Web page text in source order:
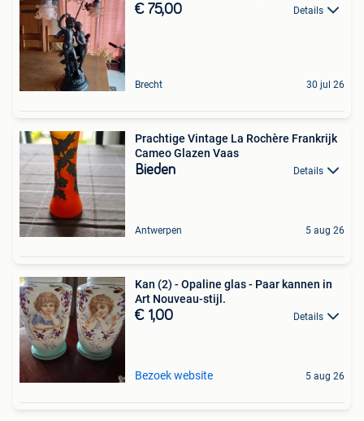
€ 75,00 Details
Brecht 30 jul 26
Prachtige Vintage La Rochère Frankrijk
Cameo Glazen Vaas
Bieden Details
Antwerpen 5 aug 26
Kan (2) - Opaline glas - Paar kannen in
Art Nouveau-stijl.
€ 1,00 Details
Bezoek website 5 aug 26